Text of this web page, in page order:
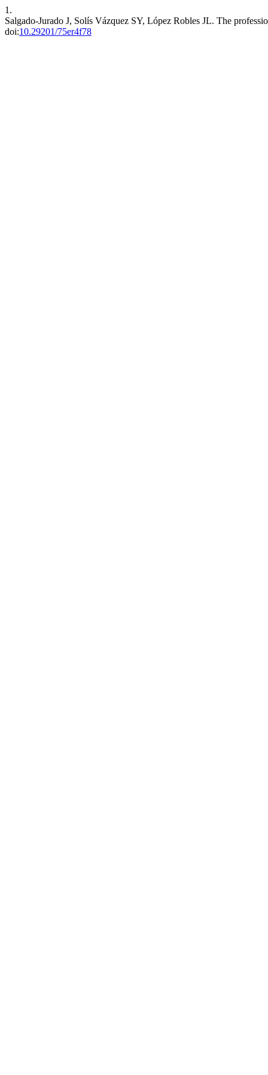
1.
Salgado-Jurado J, Solís Vázquez SY, López Robles JL. The
doi:10.29201/75er4f78